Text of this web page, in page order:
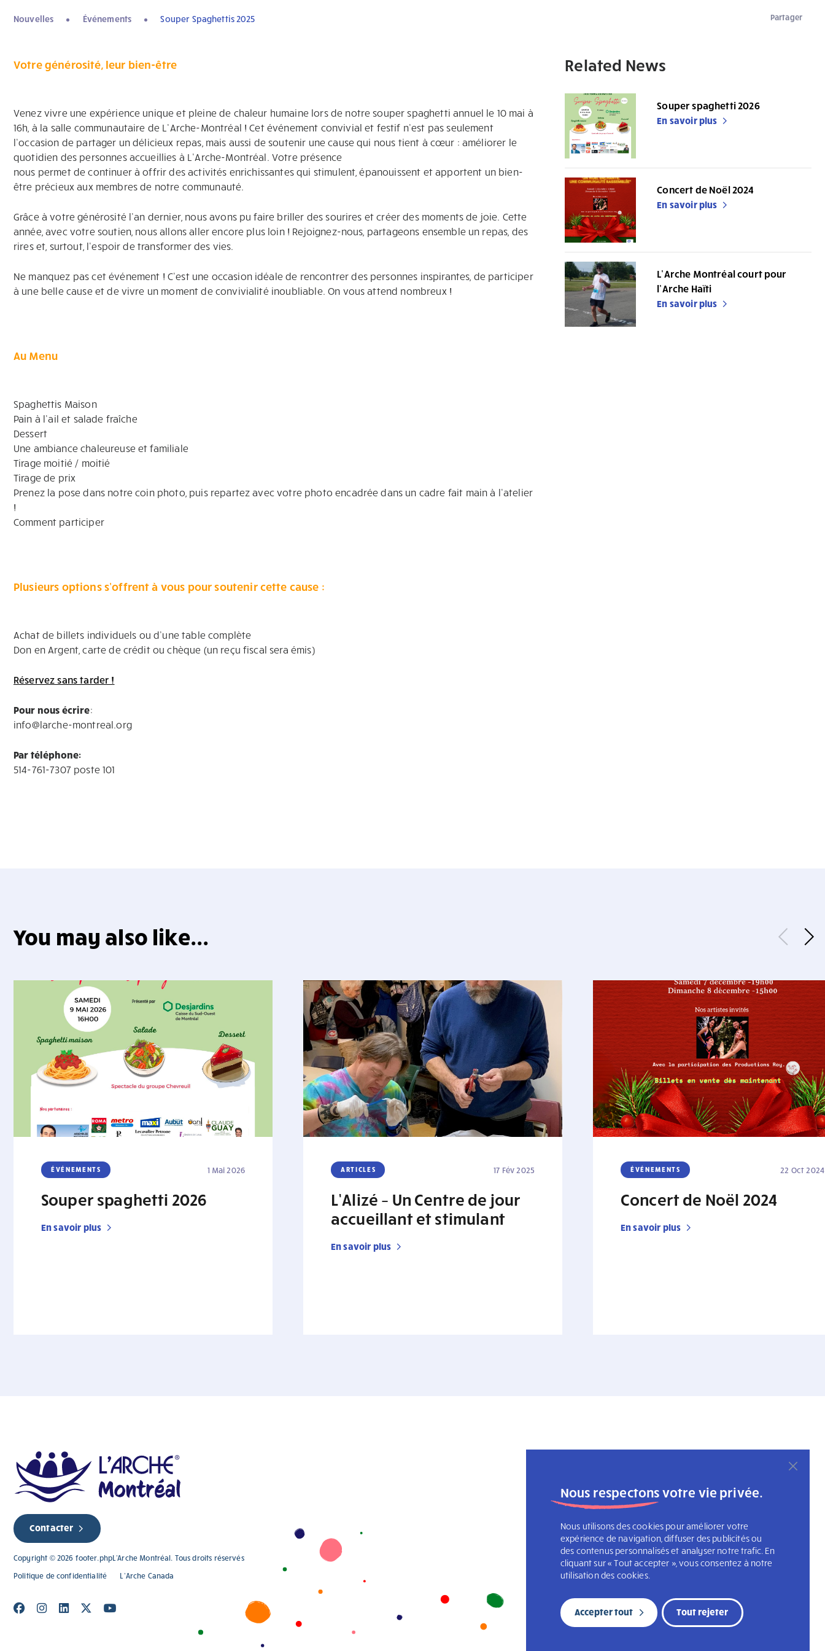
Nous respectons votre vie privée.
Nous utilisons des cookies pour améliorer votre
expérience de navigation, diffuser des publicités ou
des contenus personnalisés et analyser notre trafic. En
cliquant sur « Tout accepter », vous consentez à notre
utilisation des cookies.
Tout rejeter
Accepter tout
Nouvelles Événements Souper Spaghettis 2025
Votre générosité, leur bien-être
Venez vivre une expérience unique et pleine de chaleur humaine lors de notre souper spaghetti annuel le 10 mai à
16h, à la salle communautaire de L’Arche-Montréal ! Cet événement convivial et festif n’est pas seulement
l’occasion de partager un délicieux repas, mais aussi de soutenir une cause qui nous tient à cœur : améliorer le
quotidien des personnes accueillies à L’Arche-Montréal. Votre présence
nous permet de continuer à offrir des activités enrichissantes qui stimulent, épanouissent et apportent un bien-
être précieux aux membres de notre communauté.
Grâce à votre générosité l’an dernier, nous avons pu faire briller des sourires et créer des moments de joie. Cette
année, avec votre soutien, nous allons aller encore plus loin ! Rejoignez-nous, partageons ensemble un repas, des
rires et, surtout, l’espoir de transformer des vies.
Ne manquez pas cet événement ! C’est une occasion idéale de rencontrer des personnes inspirantes, de participer
à une belle cause et de vivre un moment de convivialité inoubliable. On vous attend nombreux !
Au Menu
Spaghettis Maison
Pain à l’ail et salade fraîche
Dessert
Une ambiance chaleureuse et familiale
Tirage moitié / moitié
Tirage de prix
Prenez la pose dans notre coin photo, puis repartez avec votre photo encadrée dans un cadre fait main à l’atelier
!
Comment participer
Plusieurs options s’offrent à vous pour soutenir cette cause :
Achat de billets individuels ou d’une table complète
Don en Argent, carte de crédit ou chèque (un reçu fiscal sera émis)
Réservez sans tarder !
Pour nous écrire:
info@larche-montreal.org
Par téléphone:
514-761-7307 poste 101
Partager
Related News
Souper spaghetti 2026
En savoir plus
Concert de Noël 2024
En savoir plus
L’Arche Montréal court pour
l’Arche Haïti
En savoir plus
You may also like...
ÉVÉNEMENTS 1 Mai 2026
Souper spaghetti 2026
En savoir plus
ARTICLES 17 Fév 2025
L’Alizé – Un Centre de jour
accueillant et stimulant
En savoir plus
ÉVÉNEMENTS 22 Oct 2024
Concert de Noël 2024
En savoir plus
Contacter
Copyright © 2026 footer.phpL'Arche Montréal. Tous droits réservés
Politique de confidentialité
L’Arche Canada